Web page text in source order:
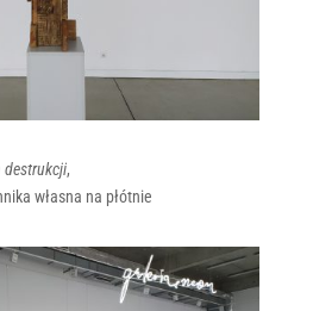
destrukcji,
własna na płótnie